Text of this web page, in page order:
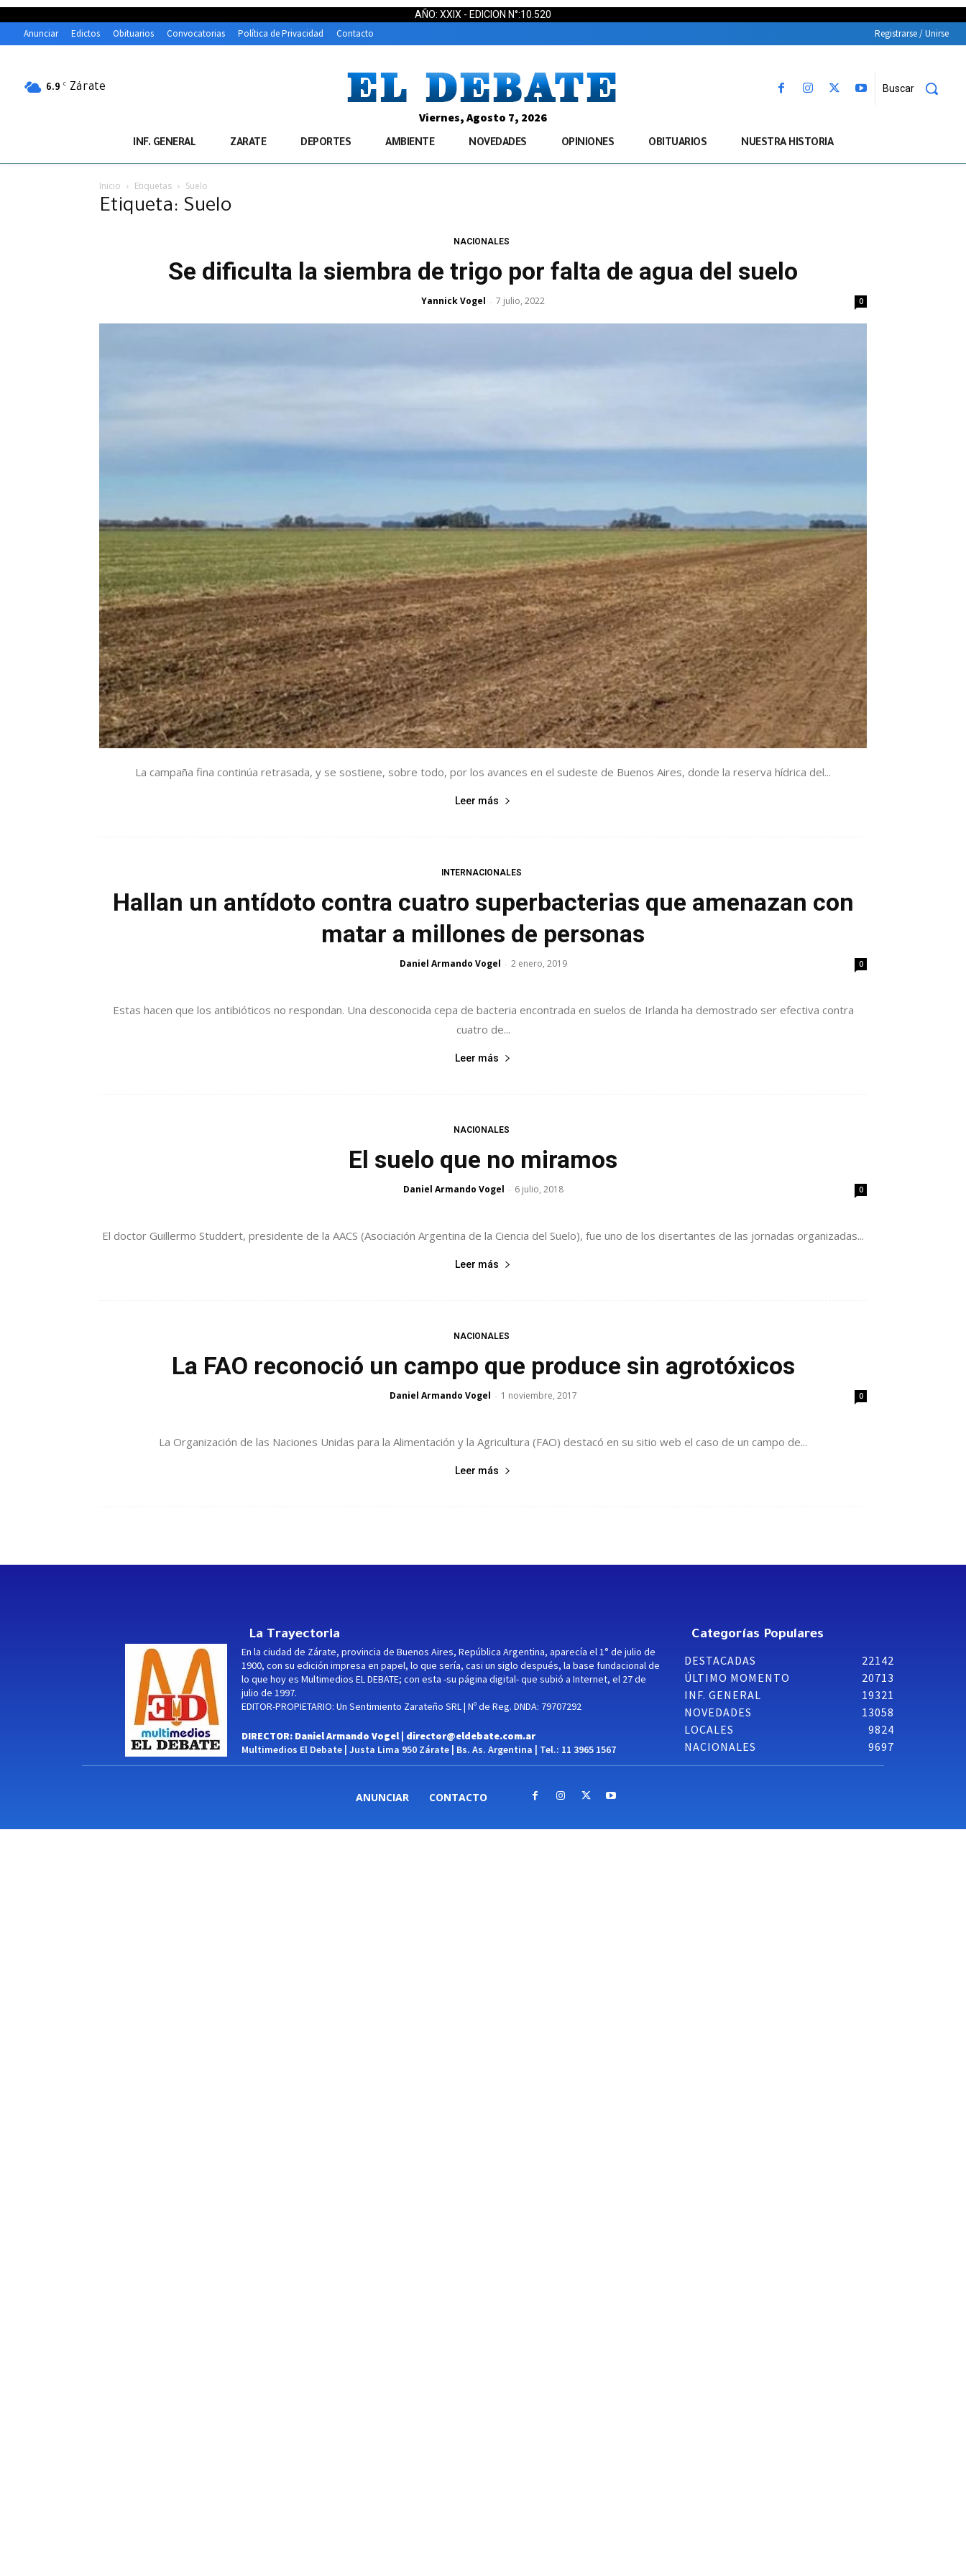
AÑO: XXIX - EDICION N°:10.520
Anunciar Edictos Obituarios Convocatorias Política de Privacidad Contacto Registrarse / Unirse
6.9 C Zárate Buscar
Viernes, Agosto 7, 2026
INF. GENERAL ZARATE DEPORTES AMBIENTE NOVEDADES OPINIONES OBITUARIOS NUESTRA HISTORIA
Inicio Etiquetas Suelo
Etiqueta: Suelo
NACIONALES
Se dificulta la siembra de trigo por falta de agua del suelo
Yannick Vogel - 7 julio, 2022 0
La campaña fina continúa retrasada, y se sostiene, sobre todo, por los avances en el sudeste de Buenos Aires, donde la reserva hídrica del...
Leer más
INTERNACIONALES
Hallan un antídoto contra cuatro superbacterias que amenazan con
matar a millones de personas
Daniel Armando Vogel - 2 enero, 2019 0
Estas hacen que los antibióticos no respondan. Una desconocida cepa de bacteria encontrada en suelos de Irlanda ha demostrado ser efectiva contra
cuatro de...
Leer más
NACIONALES
El suelo que no miramos
Daniel Armando Vogel - 6 julio, 2018 0
El doctor Guillermo Studdert, presidente de la AACS (Asociación Argentina de la Ciencia del Suelo), fue uno de los disertantes de las jornadas organizadas...
Leer más
NACIONALES
La FAO reconoció un campo que produce sin agrotóxicos
Daniel Armando Vogel - 1 noviembre, 2017 0
La Organización de las Naciones Unidas para la Alimentación y la Agricultura (FAO) destacó en su sitio web el caso de un campo de...
Leer más
La Trayectoria
En la ciudad de Zárate, provincia de Buenos Aires, República Argentina, aparecía el 1° de julio de
1900, con su edición impresa en papel, lo que sería, casi un siglo después, la base fundacional de
lo que hoy es Multimedios EL DEBATE; con esta -su página digital- que subió a Internet, el 27 de
julio de 1997.
EDITOR-PROPIETARIO: Un Sentimiento Zarateño SRL | Nº de Reg. DNDA: 79707292
DIRECTOR: Daniel Armando Vogel | director@eldebate.com.ar
Multimedios El Debate | Justa Lima 950 Zárate | Bs. As. Argentina | Tel.: 11 3965 1567
Categorías Populares
DESTACADAS
22142
ÚLTIMO MOMENTO
20713
INF. GENERAL
19321
NOVEDADES
13058
LOCALES
9824
NACIONALES
9697
ANUNCIAR CONTACTO